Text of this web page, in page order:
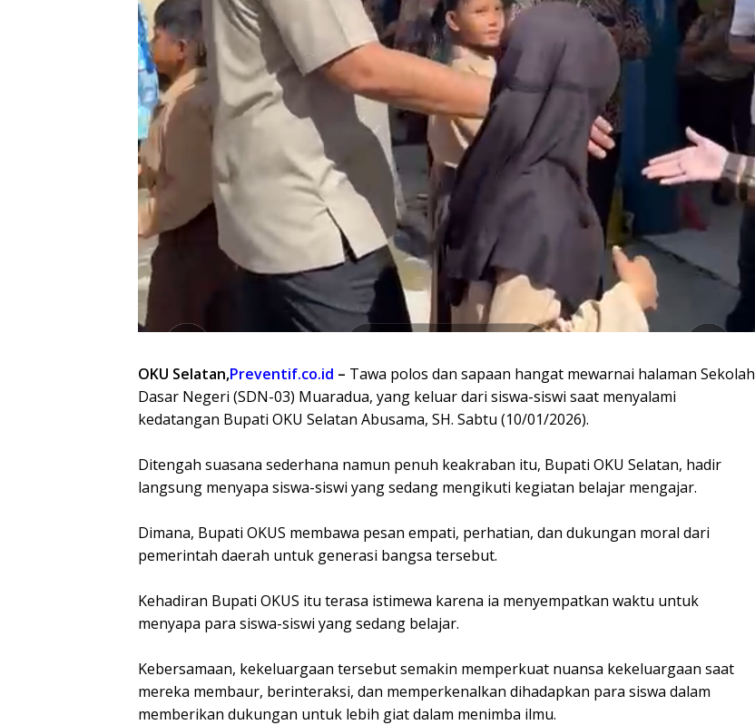
OKU Selatan,Preventif.co.id – Tawa polos dan sapaan hangat mewarnai halaman Sekolah
Dasar Negeri (SDN-03) Muaradua, yang keluar dari siswa-siswi saat menyalami
kedatangan Bupati OKU Selatan Abusama, SH. Sabtu (10/01/2026).
Ditengah suasana sederhana namun penuh keakraban itu, Bupati OKU Selatan, hadir
langsung menyapa siswa-siswi yang sedang mengikuti kegiatan belajar mengajar.
Dimana, Bupati OKUS membawa pesan empati, perhatian, dan dukungan moral dari
pemerintah daerah untuk generasi bangsa tersebut.
Kehadiran Bupati OKUS itu terasa istimewa karena ia menyempatkan waktu untuk
menyapa para siswa-siswi yang sedang belajar.
Kebersamaan, kekeluargaan tersebut semakin memperkuat nuansa kekeluargaan saat
mereka membaur, berinteraksi, dan memperkenalkan dihadapkan para siswa dalam
memberikan dukungan untuk lebih giat dalam menimba ilmu.